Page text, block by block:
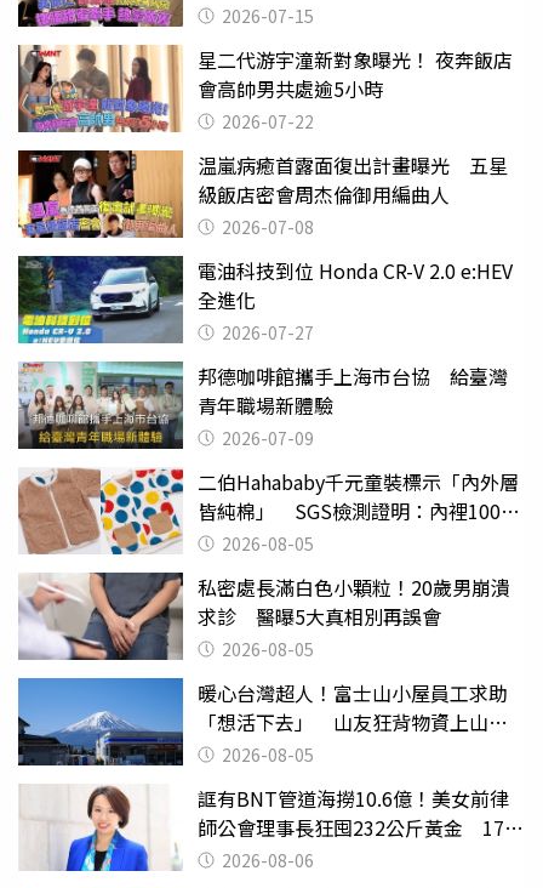
2026-07-15
星二代游宇潼新對象曝光！ 夜奔飯店
會高帥男共處逾5小時
2026-07-22
温嵐病癒首露面復出計畫曝光 五星
級飯店密會周杰倫御用編曲人
2026-07-08
電油科技到位 Honda CR-V 2.0 e:HEV
全進化
2026-07-27
邦德咖啡館攜手上海市台協 給臺灣
青年職場新體驗
2026-07-09
二伯Hahababy千元童裝標示「內外層
皆純棉」 SGS檢測證明：內裡100%
聚酯纖維
2026-08-05
私密處長滿白色小顆粒！20歲男崩潰
求診 醫曝5大真相別再誤會
2026-08-05
暖心台灣超人！富士山小屋員工求助
「想活下去」 山友狂背物資上山：
台灣真的是寶島
2026-08-05
誆有BNT管道海撈10.6億！美女前律
師公會理事長狂囤232公斤黃金 17人
遭起訴
2026-08-06